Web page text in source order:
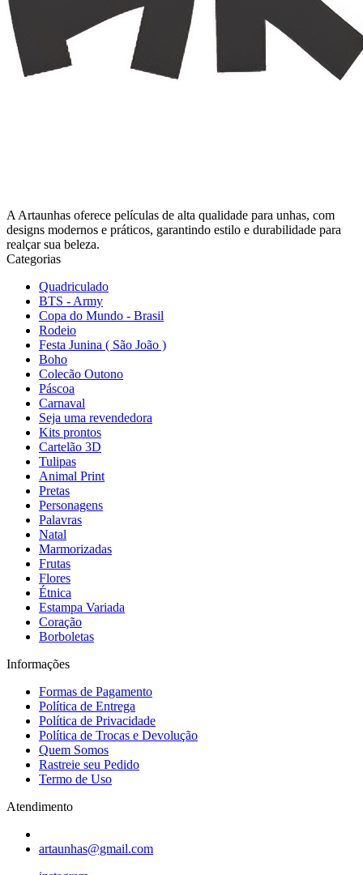
A Artaunhas oferece películas de alta qualidade para unhas, com
designs modernos e práticos, garantindo estilo e durabilidade para
realçar sua beleza.
Categorias
Quadriculado
BTS - Army
Copa do Mundo - Brasil
Rodeio
Festa Junina ( São João )
Boho
Colecão Outono
Páscoa
Carnaval
Seja uma revendedora
Kits prontos
Cartelão 3D
Tulipas
Animal Print
Pretas
Personagens
Palavras
Natal
Marmorizadas
Frutas
Flores
Étnica
Estampa Variada
Coração
Borboletas
Informações
Formas de Pagamento
Política de Entrega
Política de Privacidade
Política de Trocas e Devolução
Quem Somos
Rastreie seu Pedido
Termo de Uso
Atendimento
artaunhas@gmail.com